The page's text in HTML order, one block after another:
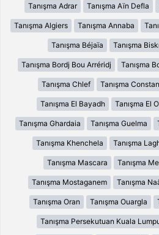
Tanışma Adrar Tanışma Aïn Defla
Tanışma Algiers Tanışma Annaba
Tanışma Béjaïa Tanışma
Tanışma Bordj Bou Arréridj Tanışma
Tanışma Chlef Tanışma
Tanışma El Bayadh Tanışma El
Tanışma Ghardaia Tanışma Guelma
Tanışma Khenchela Tanışma
Tanışma Mascara Tanışma
Tanışma Mostaganem Tanışma
Tanışma Oran Tanışma Ouargla
Tanışma Persekutuan Kuala